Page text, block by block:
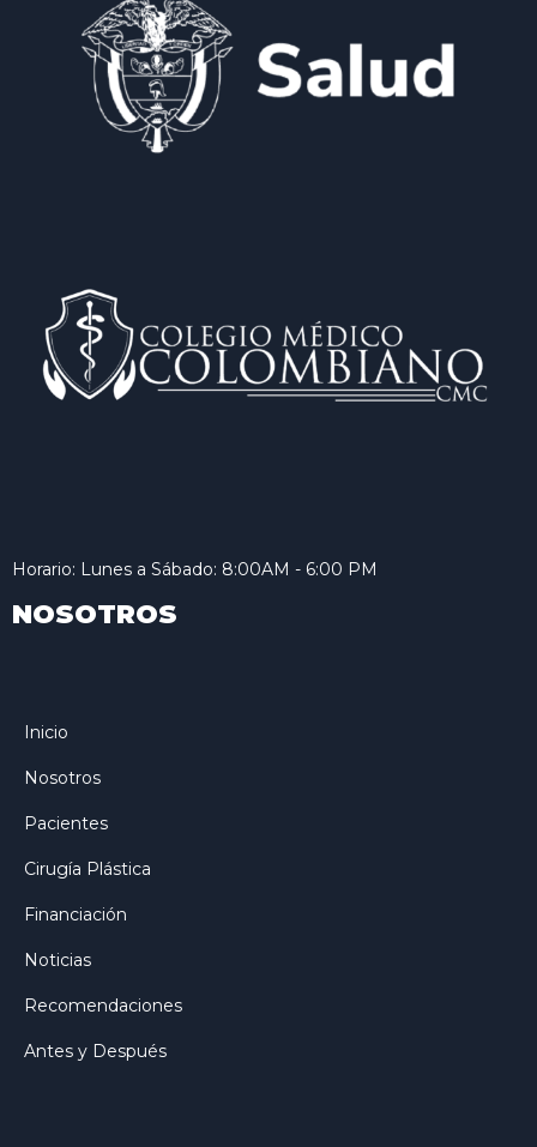
Horario: Lunes a Sábado: 8:00AM - 6:00 PM
NOSOTROS
Inicio
Nosotros
Pacientes
Cirugía Plástica
Financiación
Noticias
Recomendaciones
Antes y Después